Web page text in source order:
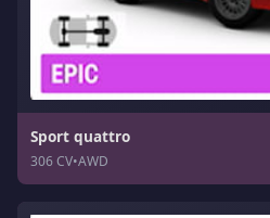
Sport quattro
306 CV•AWD